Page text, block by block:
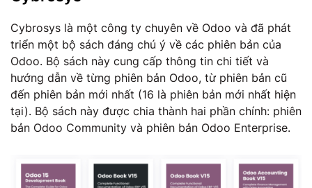
Cybrosys là một công ty chuyên về Odoo và đã phát
triển một bộ sách đáng chú ý về các phiên bản của
Odoo. Bộ sách này cung cấp thông tin chi tiết và
hướng dẫn về từng phiên bản Odoo, từ phiên bản cũ
đến phiên bản mới nhất (16 là phiên bản mới nhất hiện
tại). Bộ sách này được chia thành hai phần chính: phiên
bản Odoo Community và phiên bản Odoo Enterprise.